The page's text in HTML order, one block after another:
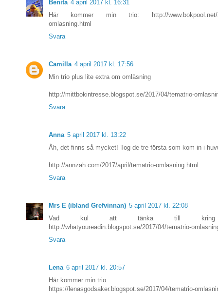
Benita 4 april 2017 kl. 16:31
Här kommer min trio: http://www.bokpool.net/
omlasning.html
Svara
Camilla 4 april 2017 kl. 17:56
Min trio plus lite extra om omläsning
http://mittbokintresse.blogspot.se/2017/04/tematrio-
Svara
Anna 5 april 2017 kl. 13:22
Åh, det finns så mycket! Tog de tre första som kom in i
http://annzah.com/2017/april/tematrio-omlasning.html
Svara
Mrs E (ibland Grefvinnan) 5 april 2017 kl. 22:08
Vad kul att tänka till kring
http://whatyoureadin.blogspot.se/2017/04/tematrio-
Svara
Lena 6 april 2017 kl. 20:57
Här kommer min trio.
https://lenasgodsaker.blogspot.se/2017/04/tematrio-